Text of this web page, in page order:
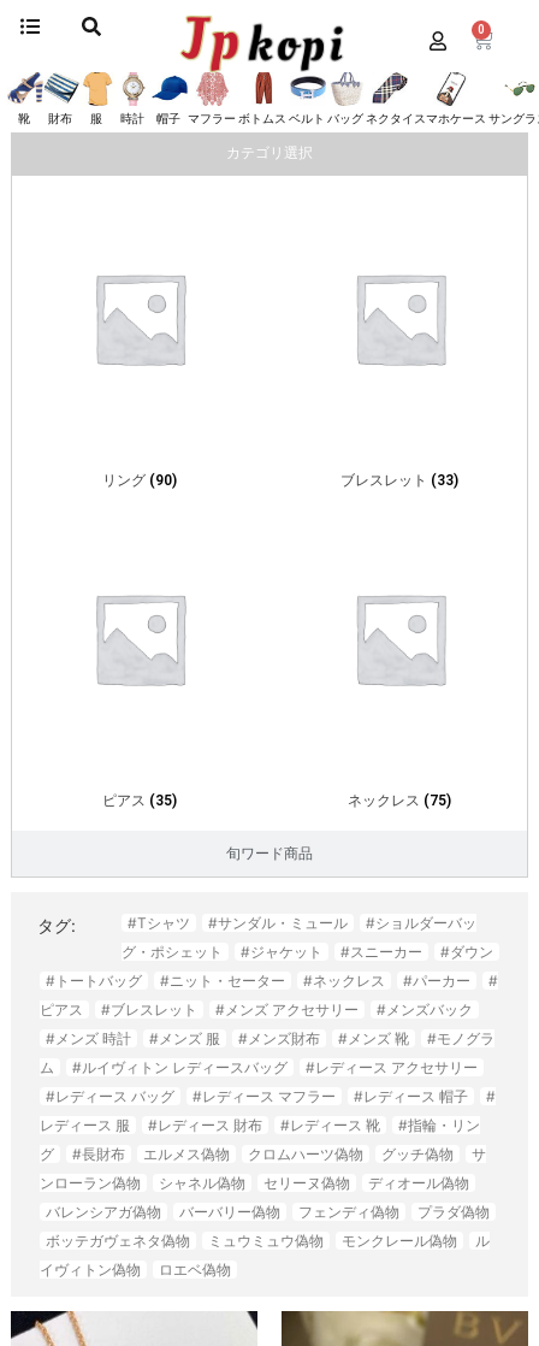
0
靴 財布 服 時計 帽子 マフラー ボトムス ベルト バッグネクタイ スマホケース サング
アクセサリー ブルガリ / ページ 2
ブルガリ
カテゴリ選択
旬ワード商品
リング (90) ブレスレット (33)
ピアス (35) ネックレス (75)
タグ: #Tシャツ #サンダル・ミュール
#ショルダーバッ
グ・ポシェット
#ジャケット #スニーカー
#ダウン
#トートバッグ
#ニット・セーター #ネックレス #パーカー
#
ピアス
#ブレスレット #メンズ アクセサリー
#メンズバック
#メンズ 時計
#メンズ 服 #メンズ財布 #メンズ 靴
#モノグラ
ム
#ルイヴィトン レディースバッグ
#レディース アクセサリー
#レディース バッグ
#レディース マフラー #レディース 帽子
#
レディース 服
#レディース 財布 #レディース 靴
#指輪・リン
グ
#長財布 エルメス偽物 クロムハーツ偽物 グッチ偽物
サ
ンローラン偽物
シャネル偽物 セリーヌ偽物
ディオール偽物
バレンシアガ偽物
バーバリー偽物 フェンディ偽物
プラダ偽物
ボッテガヴェネタ偽物
ミュウミュウ偽物 モンクレール偽物
ル
イヴィトン偽物
ロエベ偽物